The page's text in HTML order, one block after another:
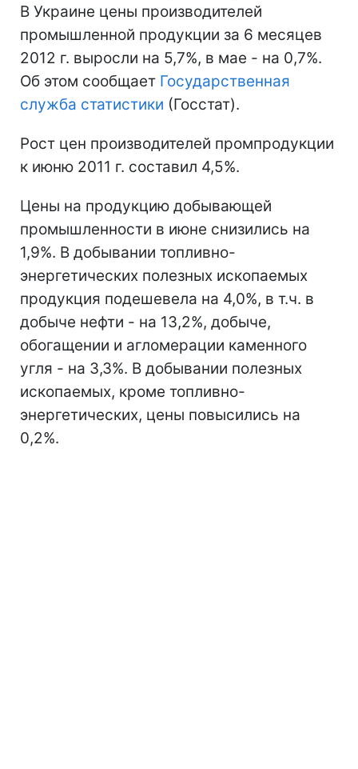
В Украине цены производителей
промышленной продукции за 6 месяцев
2012 г. выросли на 5,7%, в мае - на 0,7%.
Об этом сообщает Государственная
служба статистики (Госстат).
Рост цен производителей промпродукции
к июню 2011 г. составил 4,5%.
Цены на продукцию добывающей
промышленности в июне снизились на
1,9%. В добывании топливно-
энергетических полезных ископаемых
продукция подешевела на 4,0%, в т.ч. в
добыче нефти - на 13,2%, добыче,
обогащении и агломерации каменного
угля - на 3,3%. В добывании полезных
ископаемых, кроме топливно-
энергетических, цены повысились на
0,2%.